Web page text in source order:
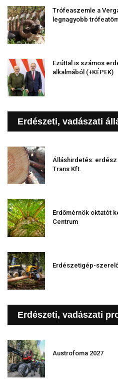
Trófeaszemle a
legnagyobb
Ezúttal is számos
alkalmából (+KÉPEK)
Erdészeti, vadászati
Álláshirdetés: erdész
Trans Kft.
Erdőmérnök oktatót
Centrum
Erdészetigép-
Erdészeti, vadászati
Austrofoma 2027